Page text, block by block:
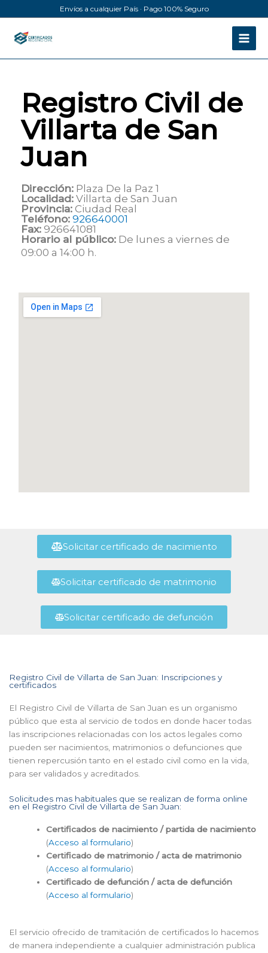
al
contenido
Envíos a cualquier País · Pago 100% Seguro
Registro Civil de
Villarta de San
Juan
Dirección: Plaza De la Paz 1
Localidad: Villarta de San Juan
Provincia: Ciudad Real
Teléfono: 926640001
Fax: 926641081
Horario al público: De lunes a viernes de
09:00 a 14:00 h.
Solicitar certificado de nacimiento
Solicitar certificado de matrimonio
Solicitar certificado de defunción
Registro Civil de Villarta de San Juan: Inscripciones y
certificados
El Registro Civil de Villarta de San Juan es un organismo
público que esta al servicio de todos en donde hacer todas
las inscripciones relacionadas con los actos legales como
pueden ser nacimientos, matrimonios o defunciones que
tienen repercusión tanto en el estado civil como en la vida,
para ser validados y acreditados.
Solicitudes mas habituales que se realizan de forma online
en el Registro Civil de Villarta de San Juan:
Certificados de nacimiento / partida de nacimiento
(Acceso al formulario)
Certificado de matrimonio / acta de matrimonio
(Acceso al formulario)
Certificado de defunción / acta de defunción
(Acceso al formulario)
El servicio ofrecido de tramitación de certificados lo hacemos
de manera independiente a cualquier administración publica